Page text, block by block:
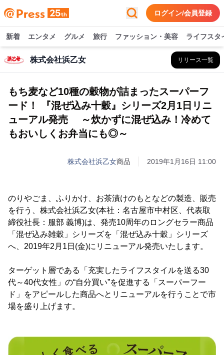
ログイン/会員登録
新着 エンタメ グルメ 旅行 ファッション・美容 ライフスタ
株式会社浜乙女 リリース一覧
もち麦など10種の穀物が詰まったスーパーフ
ード！ 『混ぜ込み十穀』シリーズ2月1日リニ
ューアル発売 ～炊かずに混ぜ込み！冷めて
もおいしくお弁当にも◎～
株式会社浜乙女商品 2019年1月16日 11:00
のりやごま、ふりかけ、お茶漬けのもとなどの製造、販売
を行う、株式会社浜乙女(本社：名古屋市中村区、代表取
締役社長：服部 義博)は、発売10周年のロングセラー商品
「混ぜ込み雑穀」シリーズを「混ぜ込み十穀」シリーズ
へ、2019年2月1日(金)にリニューアル発売いたします。
ターゲット層である「充実したライフスタイルを送る30
代～40代女性」の“自分買い”を促進する「スーパーフー
ド」をアピールした商品へとリニューアルを行うことで市
場を盛り上げます。